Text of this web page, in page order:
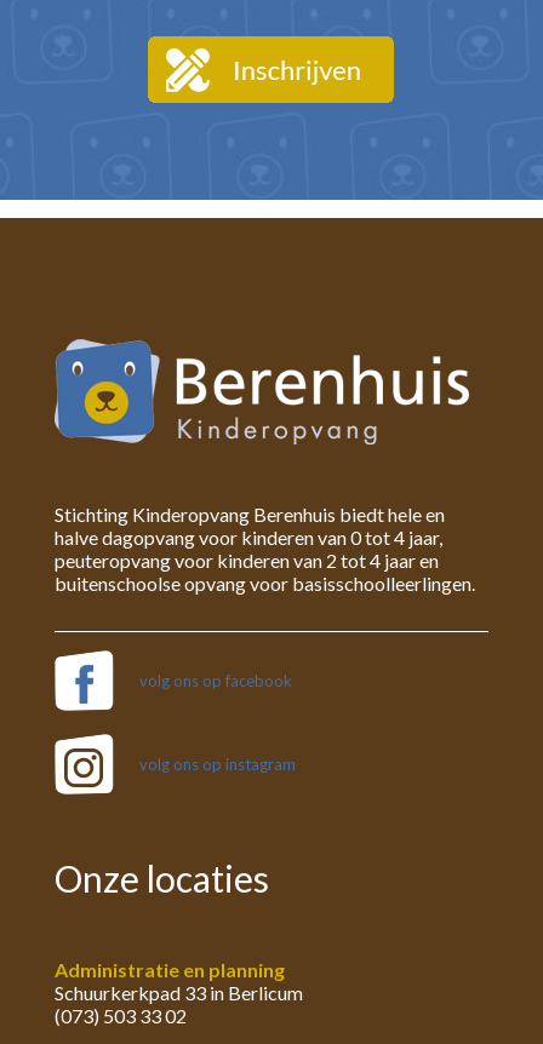
Stichting Kinderopvang Berenhuis biedt hele en
halve dagopvang voor kinderen van 0 tot 4 jaar,
peuteropvang voor kinderen van 2 tot 4 jaar en
buitenschoolse opvang voor basisschoolleerlingen.
volg ons op facebook
volg ons op instagram
Onze locaties
Administratie en planning
Schuurkerkpad 33 in Berlicum
(073) 503 33 02